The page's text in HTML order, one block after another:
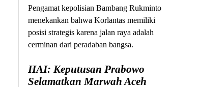
Pengamat kepolisian Bambang Rukminto
menekankan bahwa Korlantas memiliki
posisi strategis karena jalan raya adalah
cerminan dari peradaban bangsa.
HAI: Keputusan Prabowo
Selamatkan Marwah Aceh